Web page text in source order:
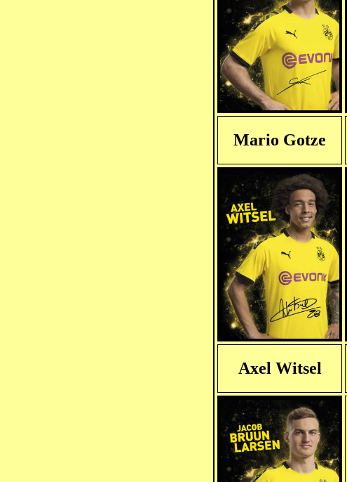
Mario Gotze
Axel Witsel